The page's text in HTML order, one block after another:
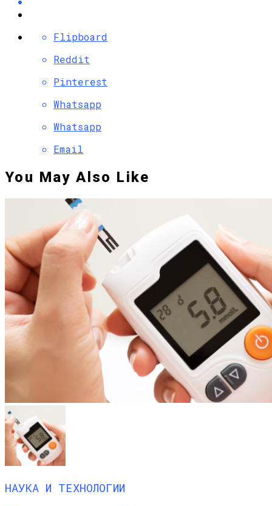
Flipboard
Reddit
Pinterest
Whatsapp
Whatsapp
Email
You May Also Like
НАУКА И ТЕХНОЛОГИИ